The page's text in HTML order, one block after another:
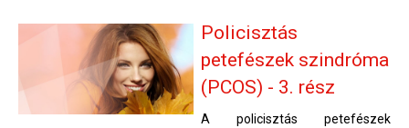
Policisztás
petefészek szindróma
(PCOS) - 3. rész
A policisztás petefészek